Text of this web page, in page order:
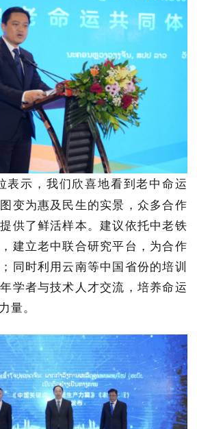
表示，我们欣喜地看到老中命运
变为惠及民生的实景，众多合作
供了鲜活样本。建议依托中老铁
建立老中联合研究平台，为合作
同时利用云南等中国省份的培训
学者与技术人才交流，培养命运
量。